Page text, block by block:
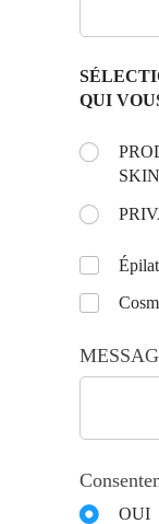
QUI
Choose
Untitled
OUI